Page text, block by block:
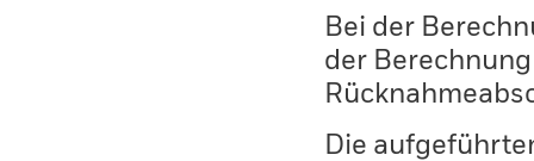
Bei der
der
Die